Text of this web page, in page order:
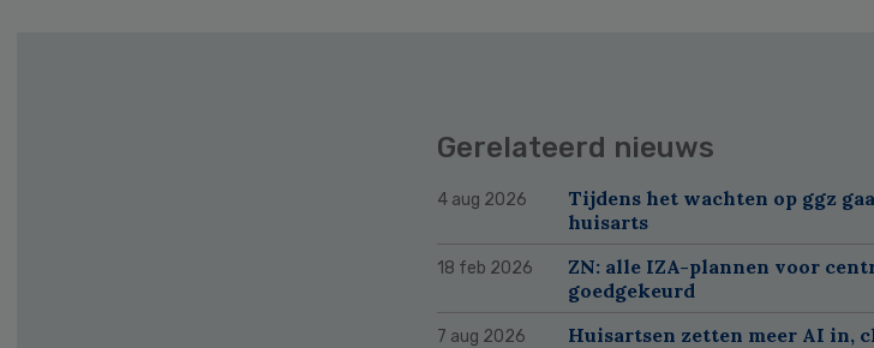
Gerelateerd nieuws
4 aug 2026
Tijdens het wachten op ggz
huisarts
18 feb 2026
ZN: alle IZA-plannen voor
goedgekeurd
7 aug 2026 Huisartsen zetten meer AI in,